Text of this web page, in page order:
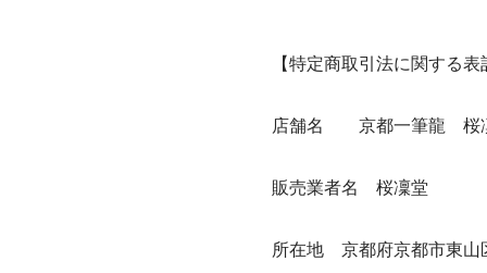
【特定商取引法に関する表
店舗名 京都一筆龍 桜
販売業者名 桜凜堂
所在地 京都府京都市東山